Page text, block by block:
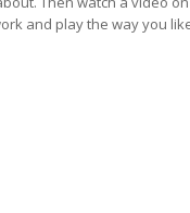
and play the way you